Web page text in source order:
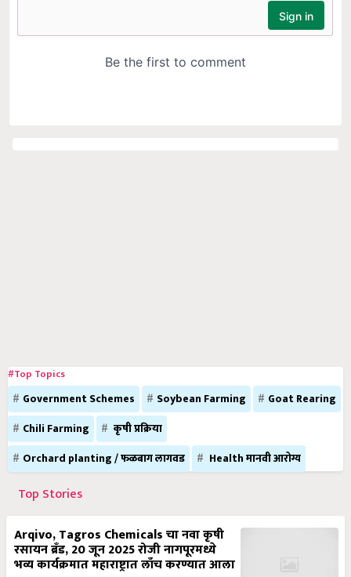
#Top Topics
Government Schemes Soybean Farming
Goat Rearing
Chili Farming
कृषी प्रक्रिया
Orchard planting / फळबाग लागवड
Health मानवी आरोग्य
Top Stories
Arqivo, Tagros Chemicals चा नवा कृषी
रसायन ब्रँड, 20 जून 2025 रोजी नागपूरमध्ये
भव्य कार्यक्रमात महाराष्ट्रात लाँच करण्यात आला